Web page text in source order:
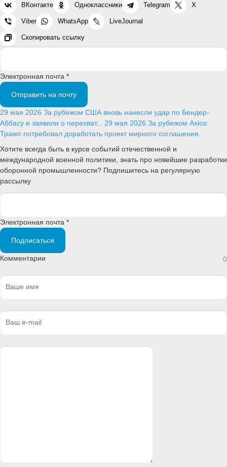
ВКонтакте Одноклассники Telegram X
Viber WhatsApp LiveJournal
Скопировать ссылку
Электронная почта *
Отправить на почту
29 мая 2026 За рубежом США вновь нанесли удар по Бендер-
Аббасу и заявили о перехват... 29 мая 2026 За рубежом Axios:
Трамп потребовал доработать проект мирного соглашения...
Хотите всегда быть в курсе событий отечественной и
международной военной политики, знать про новейшие разработки
оборонной промышленности? Подпишитесь на регулярную
рассылку
Электронная почта *
Подписаться
Комментарии 0